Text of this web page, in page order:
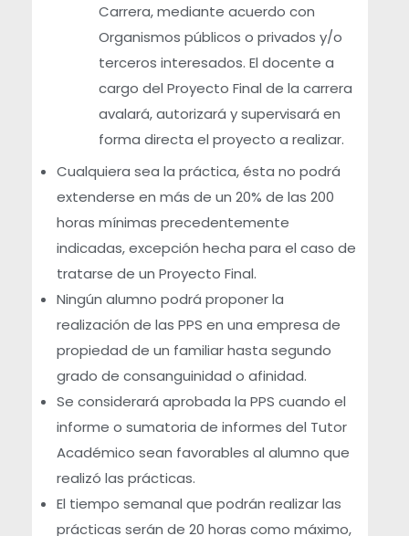
Carrera, mediante acuerdo con
Organismos públicos o privados y/o
terceros interesados. El docente a
cargo del Proyecto Final de la carrera
avalará, autorizará y supervisará en
forma directa el proyecto a realizar.
Cualquiera sea la práctica, ésta no podrá
extenderse en más de un 20% de las 200
horas mínimas precedentemente
indicadas, excepción hecha para el caso de
tratarse de un Proyecto Final.
Ningún alumno podrá proponer la
realización de las PPS en una empresa de
propiedad de un familiar hasta segundo
grado de consanguinidad o afinidad.
Se considerará aprobada la PPS cuando el
informe o sumatoria de informes del Tutor
Académico sean favorables al alumno que
realizó las prácticas.
El tiempo semanal que podrán realizar las
prácticas serán de 20 horas como máximo,